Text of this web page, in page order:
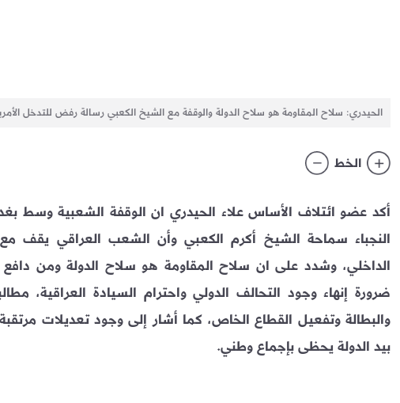
الحيدري: سلاح المقاومة هو سلاح الدولة والوقفة مع الشيخ الكعبي رسالة رفض للتدخل
الخط
أكد عضو ائتلاف الأساس علاء الحيدري ان الوقفة الشعبية وسط
النجباء سماحة الشيخ أكرم الكعبي وأن الشعب العراقي يقف
الداخلي، وشدد على ان سلاح المقاومة هو سلاح الدولة ومن دافع
ضرورة إنهاء وجود التحالف الدولي واحترام السيادة العراقية،
والبطالة وتفعيل القطاع الخاص، كما أشار إلى وجود تعديلات
بيد الدولة يحظى بإجماع وطني.